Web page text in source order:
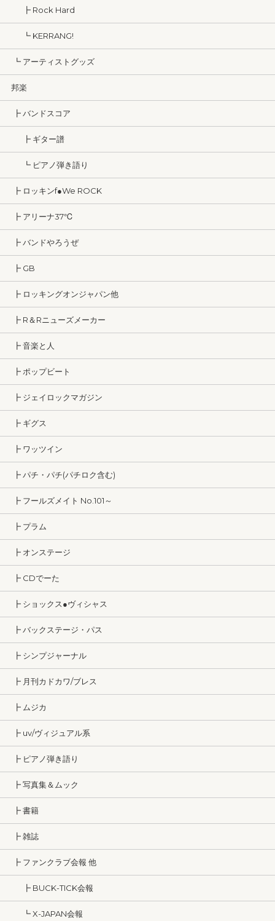
┣ Rock Hard
┗ KERRANG!
┗ アーティストグッズ
邦楽
┣ バンドスコア
┣ ギター譜
┗ ピアノ弾き語り
┣ ロッキンf●We ROCK
┣ アリーナ37℃
┣ バンドやろうぜ
┣ GB
┣ ロッキングオンジャパン他
┣ R＆Rニューズメーカー
┣ 音楽と人
┣ ポップビート
┣ ジェイロックマガジン
┣ ギグス
┣ ワッツイン
┣ パチ・パチ(パチロク含む)
┣ フールズメイト No.101～
┣ プラム
┣ オンステージ
┣ CDでーた
┣ ショックス●ヴィシャス
┣ バックステージ・パス
┣ シンプジャーナル
┣ 月刊カドカワ/ブレス
┣ ムジカ
┣ uv/ヴィジュアル系
┣ ピアノ弾き語り
┣ 写真集＆ムック
┣ 書籍
┣ 雑誌
┣ ファンクラブ会報 他
┣ BUCK-TICK会報
┗ X-JAPAN会報